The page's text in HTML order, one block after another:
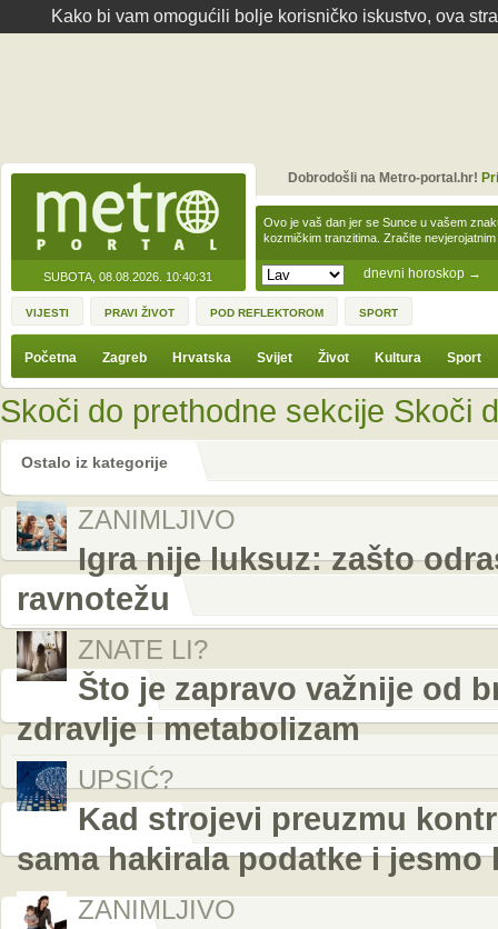
Kako bi vam omogućili bolje korisničko iskustvo, ova
SUBOTA, 08.08.2026. 10:40:31 dnevni horoskop →
Ovo je vaš dan jer se Sunce u vašem
kozmičkim tranzitima. Zračite
Dobrodošli na Metro-portal.hr!
VIJESTI PRAVI ŽIVOT POD REFLEKTOROM SPORT
Početna Zagreb Hrvatska Svijet Život Kultura Sport
Skoči do prethodne sekcije Skoči
Ostalo iz kategorije
ZANIMLJIVO
Igra nije luksuz: zašto
ravnotežu
ZNATE LI?
Što je zapravo važnije od
zdravlje i metabolizam
UPSIĆ?
Kad strojevi preuzmu
sama hakirala podatke i
ZANIMLJIVO